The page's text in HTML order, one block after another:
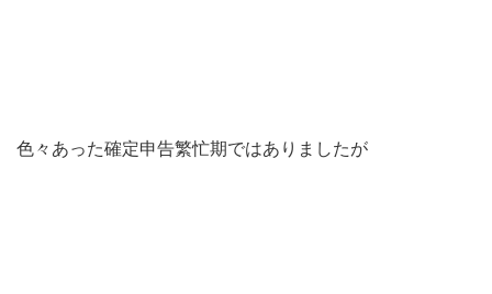
色々あった確定申告繁忙期ではありましたが